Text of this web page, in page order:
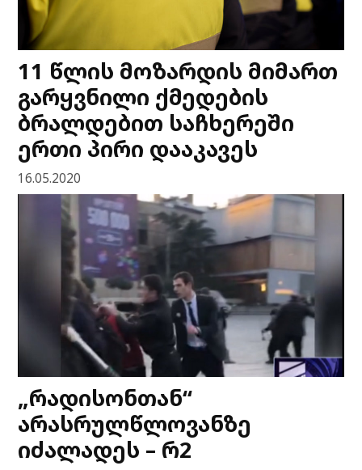
11 წლის მოზარდის მიმართ
გარყვნილი ქმედების
ბრალდებით საჩხერეში
ერთი პირი დააკავეს
16.05.2020
„რადისონთან“
არასრულწლოვანზე
იძალადეს – რ2